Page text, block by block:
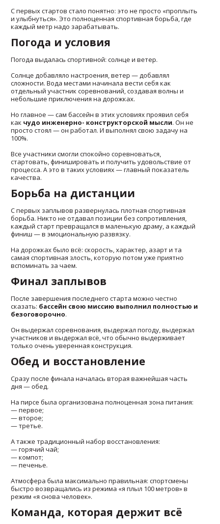
С первых стартов стало понятно: это не просто «проплыть
и улыбнуться». Это полноценная спортивная борьба, где
каждый метр надо зарабатывать.
Погода и условия
Погода выдалась спортивной: солнце и ветер.
Солнце добавляло настроения, ветер — добавлял
сложности. Вода местами начинала вести себя как
отдельный участник соревнований, создавая волны и
небольшие приключения на дорожках.
Но главное — сам бассейн в этих условиях проявил себя
как чудо инженерно- конструкторской мысли. Он не
просто стоял — он работал. И выполнял свою задачу на
100%.
Все участники смогли спокойно соревноваться,
стартовать, финишировать и получить удовольствие от
процесса. А это в таких условиях — главный показатель
качества.
Борьба на дистанции
С первых заплывов развернулась плотная спортивная
борьба. Никто не отдавал позиции без сопротивления,
каждый старт превращался в маленькую драму, а каждый
финиш — в эмоциональную развязку.
На дорожках было всё: скорость, характер, азарт и та
самая спортивная злость, которую потом уже приятно
вспоминать за чаем.
Финал заплывов
После завершения последнего старта можно честно
сказать: бассейн свою миссию выполнил полностью и
безоговорочно.
Он выдержал соревнования, выдержал погоду, выдержал
участников и выдержал всё, что обычно выдерживает
только очень уверенная конструкция.
Обед и восстановление
Сразу после финала началась вторая важнейшая часть
дня — обед.
На пирсе была организована полноценная зона питания:
— первое;
— второе;
— третье.
А также традиционный набор восстановления:
— горячий чай;
— компот;
— печенье.
Атмосфера была максимально правильная: спортсмены
быстро возвращались из режима «я плыл 100 метров» в
режим «я снова человек».
Команда, которая держит всё